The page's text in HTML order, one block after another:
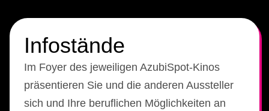
Infostände
Im Foyer des jeweiligen AzubiSpot-Kinos
präsentieren Sie und die anderen Aussteller
sich und Ihre beruflichen Möglichkeiten an